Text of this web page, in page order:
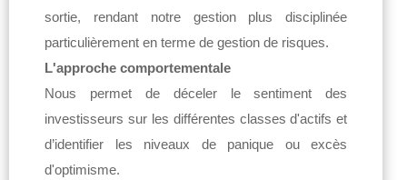
sortie, rendant notre gestion plus disciplinée
particulièrement en terme de gestion de risques.
L'approche comportementale
Nous permet de déceler le sentiment des
investisseurs sur les différentes classes d'actifs et
d’identifier les niveaux de panique ou excès
d'optimisme.